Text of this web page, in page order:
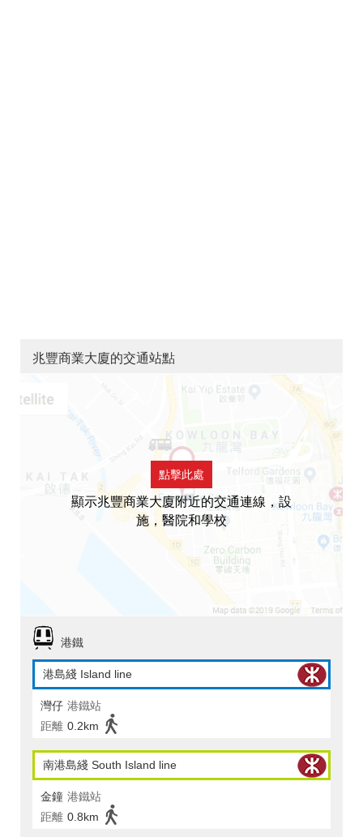
兆豐商業大廈的交通站點
點擊此處
顯示兆豐商業大廈附近的交通連線，設
施，醫院和學校
港鐵
港島綫 Island line
灣仔 港鐵站
距離 0.2km
南港島綫 South Island line
金鐘 港鐵站
距離 0.8km